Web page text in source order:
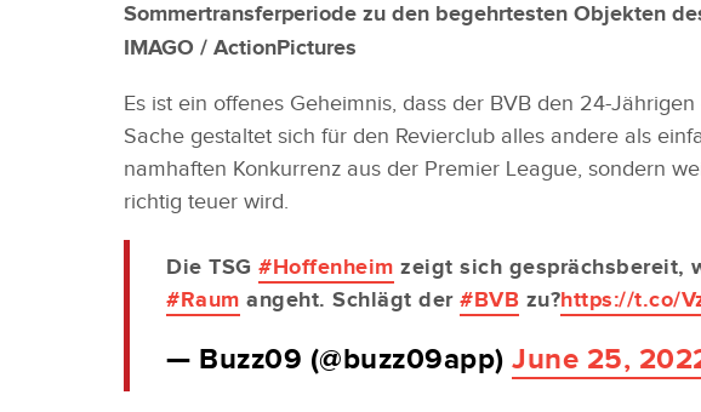
Sommertransferperiode zu den begehrtesten Objekten
IMAGO / ActionPictures
Es ist ein offenes Geheimnis, dass der BVB den 24-
Sache gestaltet sich für den Revierclub alles andere als
namhaften Konkurrenz aus der Premier League, sondern
richtig teuer wird.
Die TSG #Hoffenheim zeigt sich gesprächsbereit,
#Raum angeht. Schlägt der #BVB zu?https://t.co/
— Buzz09 (@buzz09app) June 25,